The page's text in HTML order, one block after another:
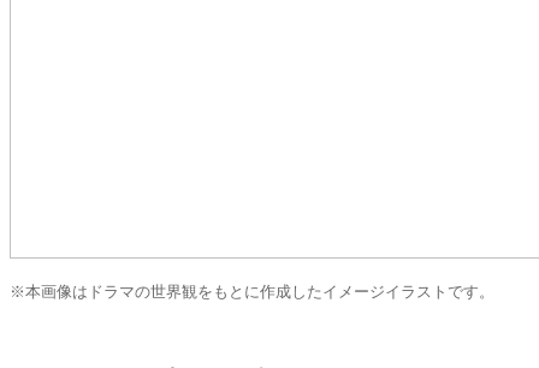
※本画像はドラマの世界観をもとに作成したイメージイラストです。